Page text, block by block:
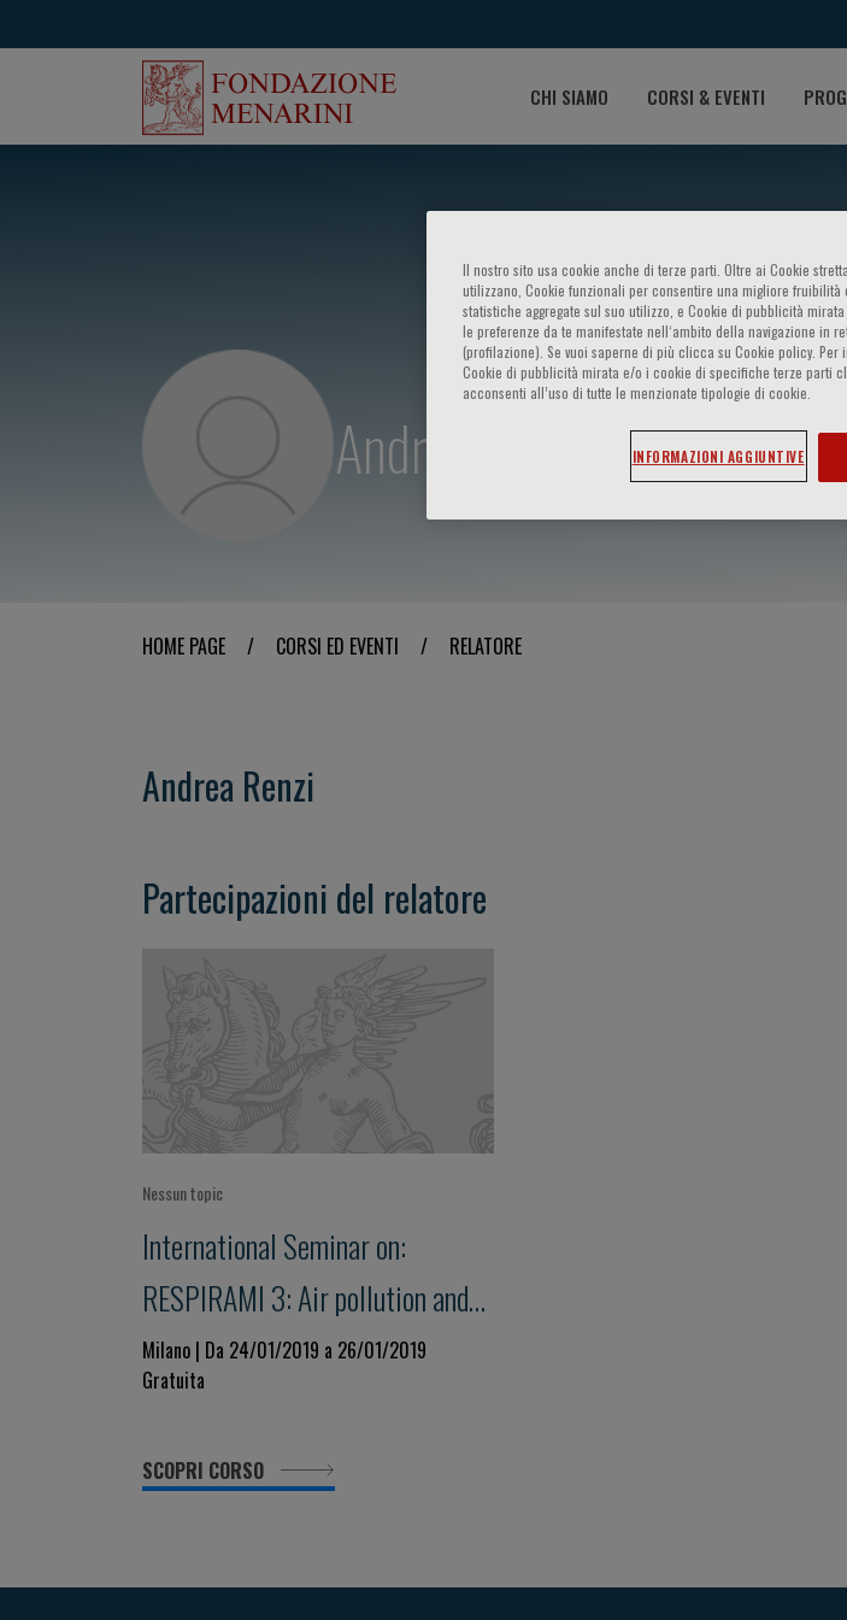
CHI SIAMO CORSI & EVENTI
Andrea Renzi
HOME PAGE / CORSI ED EVENTI / RELATORE
Andrea Renzi
Partecipazioni del relatore
Nessun topic
International Seminar on:
RESPIRAMI 3: Air pollution and
our health
Milano | Da 24/01/2019 a 26/01/2019
Gratuita
SCOPRI CORSO
Il nostro sito usa cookie anche di terze parti. Oltre ai Cookie
utilizzano, Cookie funzionali per consentire una migliore fruibilità
statistiche aggregate sul suo utilizzo, e Cookie di pubblicità
le preferenze da te manifestate nell‘ambito della navigazione in
(profilazione). Se vuoi saperne di più clicca su Cookie policy.
Cookie di pubblicità mirata e/o i cookie di specifiche terze parti
acconsenti all’uso di tutte le menzionate tipologie di cookie.
INFORMAZIONI AGGIUNTIVE